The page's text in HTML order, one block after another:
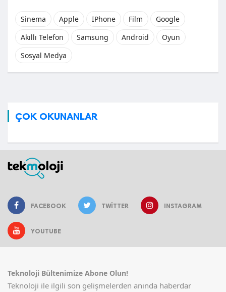
Sinema Apple IPhone Film
Google
Akıllı Telefon
Samsung Android
Oyun
Sosyal Medya
ÇOK OKUNANLAR
FACEBOOK TWITTER INSTAGRAM
YOUTUBE
Teknoloji Bültenimize Abone Olun!
Teknoloji ile ilgili son gelişmelerden anında haberdar